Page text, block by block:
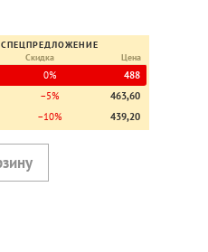
СПЕЦПРЕДЛОЖЕНИЕ
Скидка Цена
0%
488
−5%
463,60
−10% 439,20